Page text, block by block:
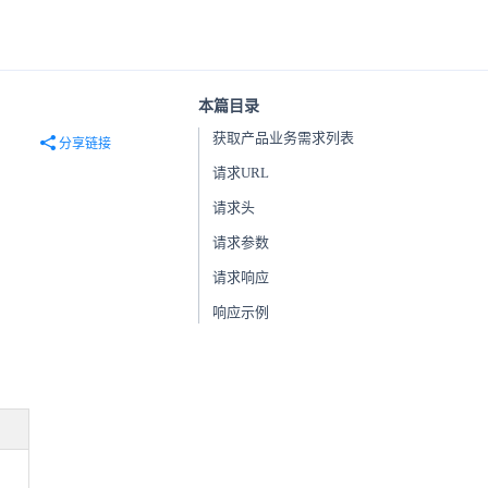
分享链接
本篇目录
获取产品业务需求列表
请求URL
请求头
请求参数
请求响应
响应示例